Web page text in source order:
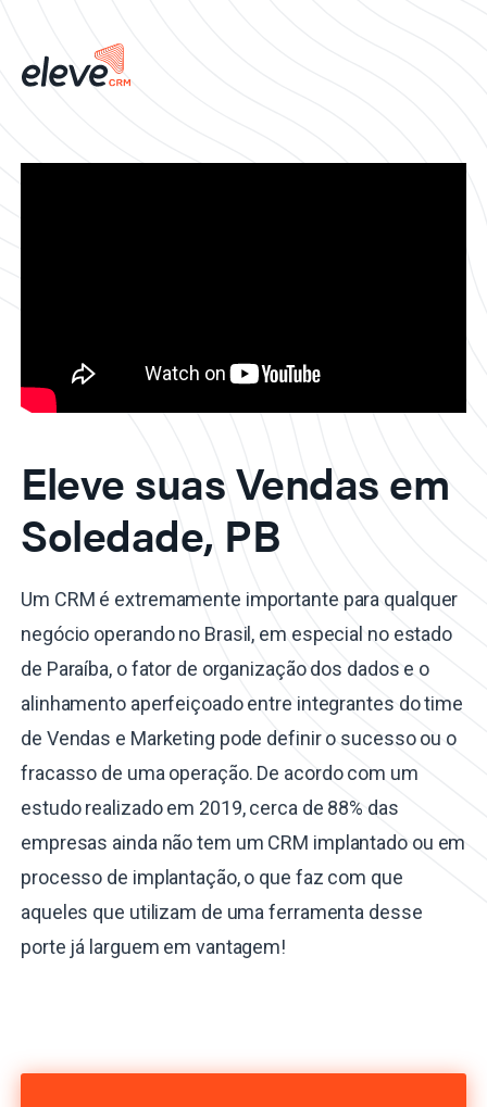
Eleve suas Vendas em
Soledade, PB
Um CRM é extremamente importante para qualquer
negócio operando no Brasil, em especial no estado
de Paraíba, o fator de organização dos dados e o
alinhamento aperfeiçoado entre integrantes do time
de Vendas e Marketing pode definir o sucesso ou o
fracasso de uma operação. De acordo com um
estudo realizado em 2019, cerca de 88% das
empresas ainda não tem um CRM implantado ou em
processo de implantação, o que faz com que
aqueles que utilizam de uma ferramenta desse
porte já larguem em vantagem!